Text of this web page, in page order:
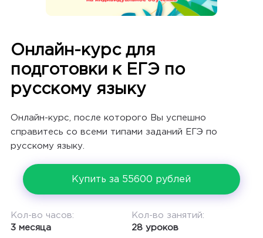
Онлайн-курс для
подготовки к ЕГЭ по
русскому языку
Онлайн-курс, после которого Вы успешно
справитесь со всеми типами заданий ЕГЭ по
русскому языку.
Купить за 55600 рублей
Кол-во часов:
3 месяца
Кол-во занятий:
28 уроков